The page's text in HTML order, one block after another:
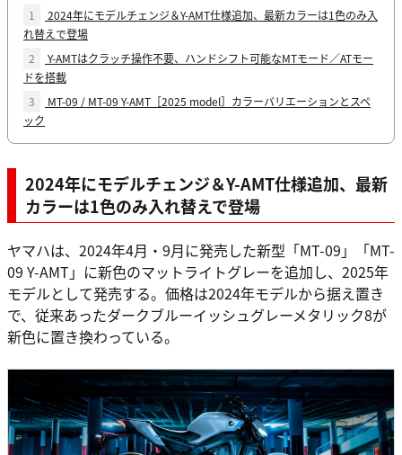
1
2024年にモデルチェンジ＆Y-AMT仕様追加、最新カラーは1色のみ入
れ替えで登場
2
Y-AMTはクラッチ操作不要、ハンドシフト可能なMTモード／ATモー
ドを搭載
3
MT-09 / MT-09 Y-AMT［2025 model］カラーバリエーションとスペ
ック
2024年にモデルチェンジ＆Y-AMT仕様追加、最新
カラーは1色のみ入れ替えで登場
ヤマハは、2024年4月・9月に発売した新型「MT-09」「MT-
09 Y-AMT」に新色のマットライトグレーを追加し、2025年
モデルとして発売する。価格は2024年モデルから据え置き
で、従来あったダークブルーイッシュグレーメタリック8が
新色に置き換わっている。